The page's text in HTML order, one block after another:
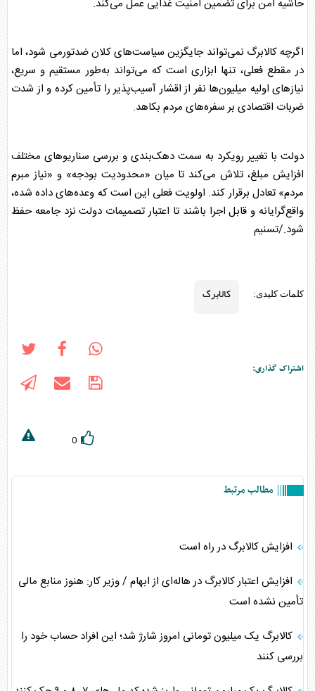
حاشیه امن برای تضمین امنیت غذایی عمل می‌کند.
اگرچهکالابرگ نمی‌تواند جایگزین سیاست‌های کلان ضد‌تورمی شود، اما
در مقطع فعلی، تنها ابزاری است که می‌تواند به‌طور مستقیم و سریع،
نیازهای اولیه میلیون‌ها نفر از اقشار آسیب‌پذیر را تأمین کرده و از شدت
ضربات اقتصادی بر سفره‌های مردم بکاهد.
دولت با تغییر رویکرد به سمت دهک‌بندی و بررسی سناریوهای مختلف
افزایش مبلغ، تلاش می‌کند تا میان «محدودیت بودجه» و «نیاز مبرم
مردم» تعادل برقرار کند. اولویت فعلی این است که وعده‌های داده شده،
واقع‌گرایانه و قابل اجرا باشند تا اعتبار تصمیمات دولت نزد جامعه حفظ
شود./تسنیم
کلمات کلیدی: کالابرگ
اشتراک گذاری:
0
مطالب مرتبط
افزایش کالابرگ در راه است
افزایش اعتبار کالابرگ در هاله‌ای از ابهام / وزیر کار: هنوز منابع مالی
تأمین نشده است
کالابرگ یک میلیون تومانی امروز شارژ شد؛ این افراد حساب خود را
بررسی کنند